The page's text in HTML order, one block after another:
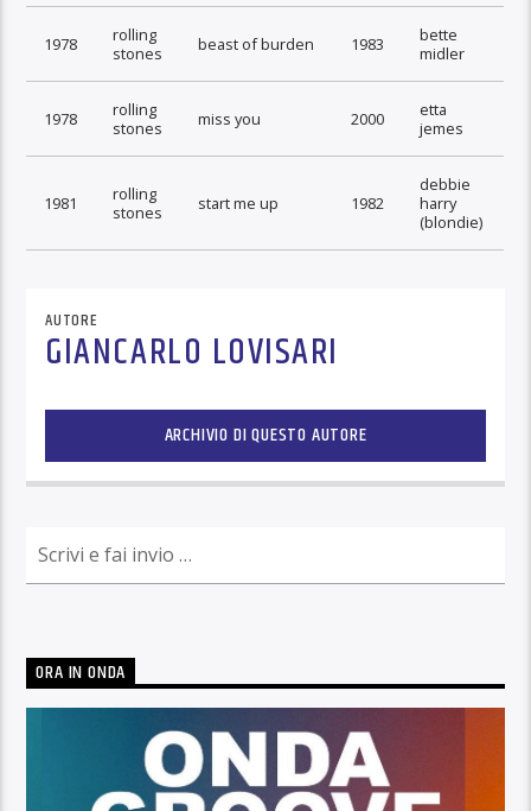
1978
rolling
stones
beast of burden 1983
bette
midler
1978
rolling
stones
miss you 2000
etta
jemes
1981
rolling
stones
start me up 1982
debbie
harry
(blondie)
AUTORE
GIANCARLO LOVISARI
ARCHIVIO DI QUESTO AUTORE
ORA IN ONDA